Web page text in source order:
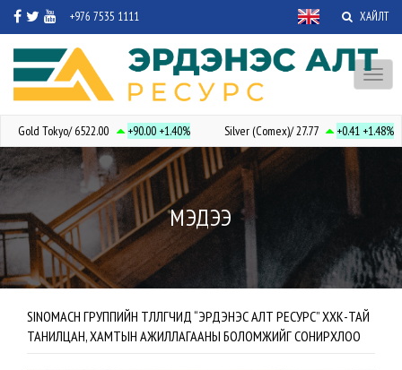
+976 7535 1111 ХАЙЛТ
Gold Tokyo/ 6522.00 +90.00+1.40% Silver (Comex)/ 27.77 +0.41+1.48%
МЭДЭЭ
SINOMACH ГРУППИЙН ТӨЛӨӨЛӨГЧИД “ЭРДЭНЭС АЛТ РЕСУРС” ХХК-ТАЙ
ТАНИЛЦАН, ХАМТЫН АЖИЛЛАГААНЫ БОЛОМЖИЙГ СОНИРХЛОО